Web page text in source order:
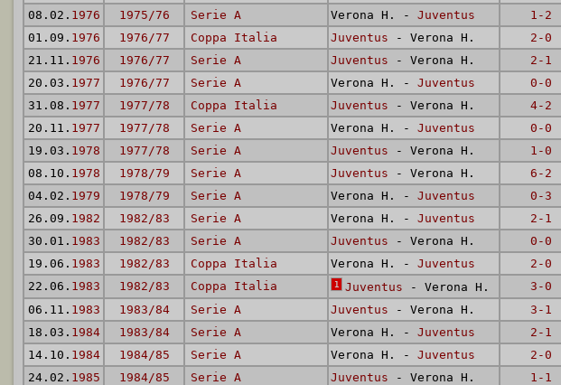
08.02. 1976 1975/76 Serie A Verona H. - Juventus 1-2
01.09. 1976 1976/77 Coppa Italia Juventus - Verona H.
2-0
21.11. 1976 1976/77 Serie A Juventus - Verona H. 2-1
20.03. 1977 1976/77 Serie A Verona H. - Juventus
0-0
31.08. 1977 1977/78 Coppa Italia Juventus - Verona H. 4-2
20.11. 1977 1977/78 Serie A Verona H. - Juventus
0-0
19.03. 1978 1977/78 Serie A Juventus - Verona H.
1-0
08.10. 1978 1978/79 Serie A Juventus - Verona H. 6-2
04.02. 1979 1978/79 Serie A Verona H. - Juventus
0-3
26.09. 1982 1982/83 Serie A Verona H. - Juventus 2-1
30.01. 1983 1982/83 Serie A Juventus - Verona H.
0-0
19.06. 1983 1982/83 Coppa Italia Verona H. - Juventus 2-0
22.06. 1983 1982/83 Coppa Italia 1 Juventus - Verona H.
3-0
06.11. 1983 1983/84 Serie A Juventus - Verona H. 3-1
18.03. 1984 1983/84 Serie A Verona H. - Juventus 2-1
14.10. 1984 1984/85 Serie A Verona H. - Juventus 2-0
24.02. 1985 1984/85 Serie A Juventus - Verona H. 1-1